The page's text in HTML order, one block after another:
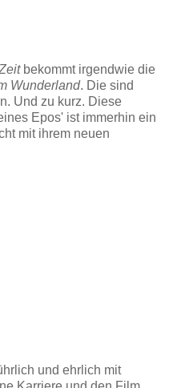
bekommt irgendwie die
Wunderland. Die sind
Und zu kurz. Diese
Epos' ist immerhin ein
mit ihrem neuen
und ehrlich mit